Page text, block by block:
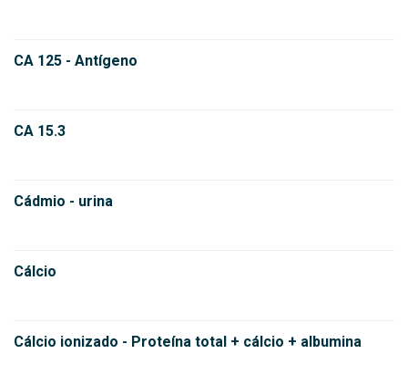
CA 125 - Antígeno
CA 15.3
Cádmio - urina
Cálcio
Cálcio ionizado - Proteína total + cálcio + albumina